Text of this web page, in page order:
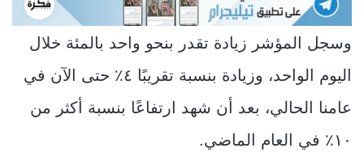
وسجل المؤشر زيادة تقدر بنحو واحد بالمئة خلال
اليوم الواحد، وزيادة بنسبة تقريبًا ٤٪ حتى الآن في
عامنا الحالي، بعد أن شهد ارتفاعًا بنسبة أكثر من
١٠٪ في العام الماضي.